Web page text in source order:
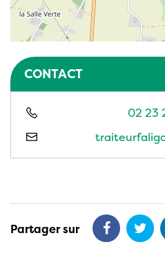
CONTACT
02 23
Partager sur
Partager